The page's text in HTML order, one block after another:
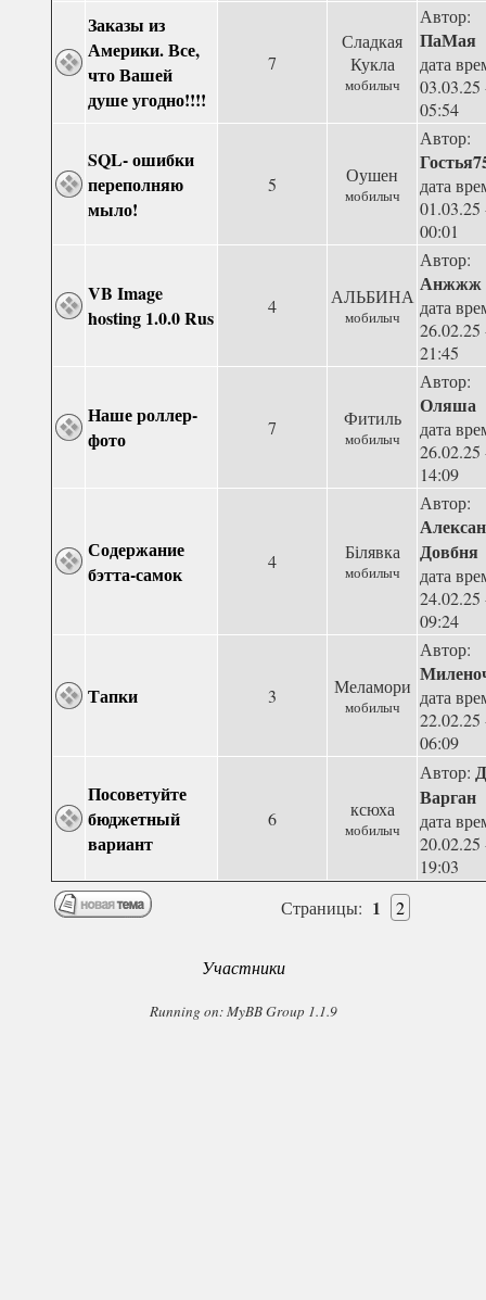
Заказы из
Америки. Все,
что Вашей
душе угодно!!!!
7
Сладкая
Кукла
мобилыч
Автор:
ПаМая
дата
03.03.25
05:54
SQL- ошибки
переполняю
мыло!
5 Оушен
мобилыч
Автор:
дата
01.03.25
00:01
VB Image
hosting 1.0.0 Rus
4 АЛЬБИНА
мобилыч
Автор:
Анжжж
дата
26.02.25
21:45
Наше роллер-
фото
7 Фитиль
мобилыч
Автор:
Оляша
дата
26.02.25
14:09
Содержание
бэтта-самок
4 Білявка
мобилыч
Автор:
Довбня
дата
24.02.25
09:24
Тапки 3 Меламори
мобилыч
Автор:
дата
22.02.25
06:09
Посоветуйте
бюджетный
вариант
6 ксюха
мобилыч
Автор:
Варган
дата
20.02.25
19:03
Страницы: 1 2
Участники
Running on: MyBB Group 1.1.9